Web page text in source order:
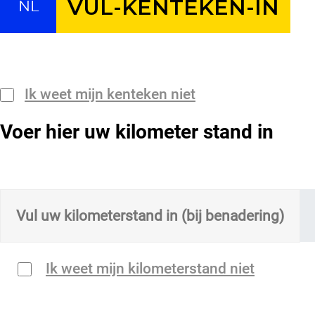
NL
Ik weet mijn kenteken niet
Voer hier uw kilometer stand in
Ik weet mijn kilometerstand niet